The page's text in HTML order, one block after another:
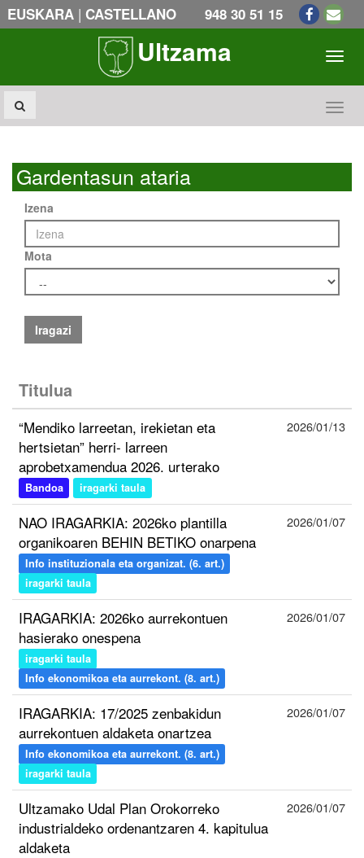
EUSKARA | CASTELLANO 948 30 51 15
Ultzama
Gardentasun ataria
Izena
Mota
Iragazi
Titulua
“Mendiko larreetan, irekietan eta
hertsietan” herri- larreen
aprobetxamendua 2026. urterako
Bandoa iragarki taula
2026/01/13
NAO IRAGARKIA: 2026ko plantilla
organikoaren BEHIN BETIKO onarpena
Info instituzionala eta organizat. (6. art.)
iragarki taula
2026/01/07
IRAGARKIA: 2026ko aurrekontuen
hasierako onespena
iragarki taula
Info ekonomikoa eta aurrekont. (8. art.)
2026/01/07
IRAGARKIA: 17/2025 zenbakidun
aurrekontuen aldaketa onartzea
Info ekonomikoa eta aurrekont. (8. art.)
iragarki taula
2026/01/07
Ultzamako Udal Plan Orokorreko
industrialdeko ordenantzaren 4. kapitulua
aldaketa
2026/01/07